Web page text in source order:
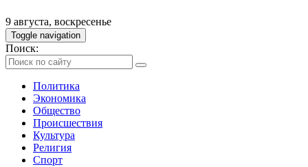
9 августа, воскресенье
Toggle navigation
Поиск:
Политика
Экономика
Общество
Происшествия
Культура
Религия
Спорт